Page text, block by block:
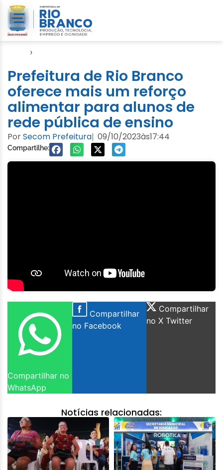
›
Prefeitura de Rio Branco
oferece mais um reforço
alimentar para alunos de
rede pública de ensino
PorSecom Prefeitura| 09/10/2023às17:44
Compartilhe:
Compartilhar no
WhatsApp
Compartilhar
no Facebook
Compartilhar
no X Twitter
Notícias relacionadas: